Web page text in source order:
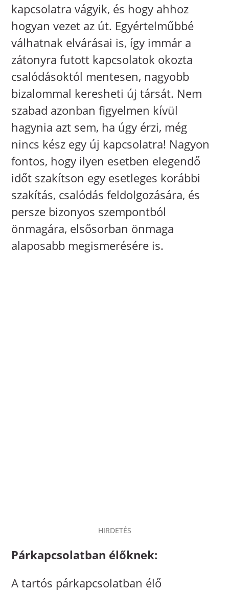
kapcsolatra vágyik, és hogy ahhoz
hogyan vezet az út. Egyértelműbbé
válhatnak elvárásai is, így immár a
zátonyra futott kapcsolatok okozta
csalódásoktól mentesen, nagyobb
bizalommal keresheti új társát. Nem
szabad azonban figyelmen kívül
hagynia azt sem, ha úgy érzi, még
nincs kész egy új kapcsolatra! Nagyon
fontos, hogy ilyen esetben elegendő
időt szakítson egy esetleges korábbi
szakítás, csalódás feldolgozására, és
persze bizonyos szempontból
önmagára, elsősorban önmaga
alaposabb megismerésére is.
HIRDETÉS
Párkapcsolatban élőknek:
A tartós párkapcsolatban élő